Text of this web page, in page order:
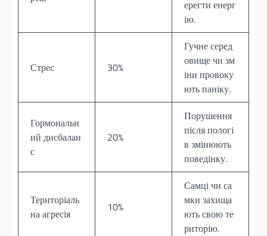
ерегти енерг
ію.
Стрес 30%
Гучне серед
овище чи зм
іни провоку
ють паніку.
Гормональн
ий дисбалан
с
20%
Порушення
після пологі
в змінюють
поведінку.
Територіаль
на агресія
10%
Самці чи са
мки захища
ють свою те
риторію.